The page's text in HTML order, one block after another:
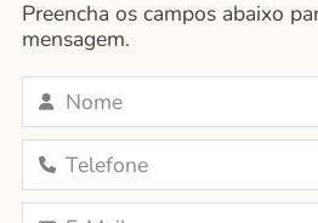
Preencha os campos abaixo
mensagem.